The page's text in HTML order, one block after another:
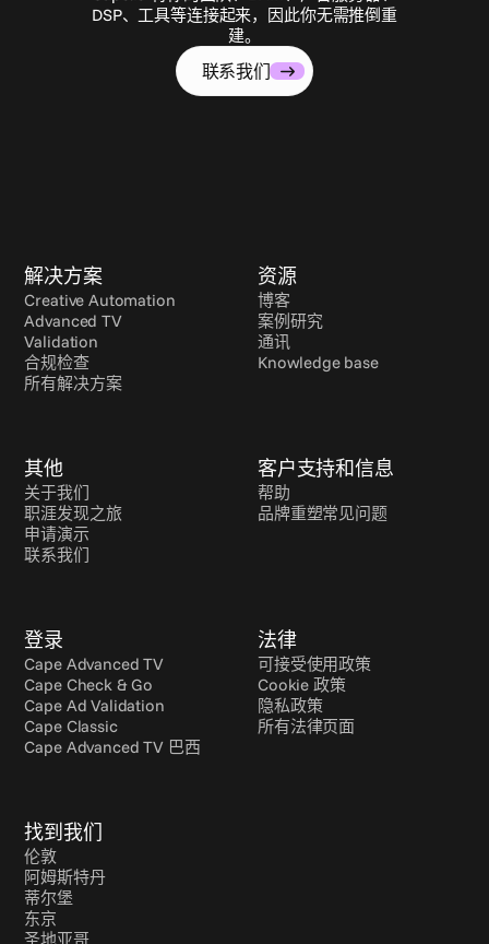
DSP、工具等连接起来，因此你无需推倒重
建。
联系我们
解决方案
Creative Automation
Advanced TV
Validation
合规检查
所有解决方案
资源
博客
案例研究
通讯
Knowledge base
其他
关于我们
职涯发现之旅
申请演示
联系我们
客户支持和信息
帮助
品牌重塑常见问题
登录
Cape Advanced TV
Cape Check & Go
Cape Ad Validation
Cape Classic
Cape Advanced TV 巴西
法律
可接受使用政策
Cookie 政策
隐私政策
所有法律页面
找到我们
伦敦
阿姆斯特丹
蒂尔堡
东京
圣地亚哥